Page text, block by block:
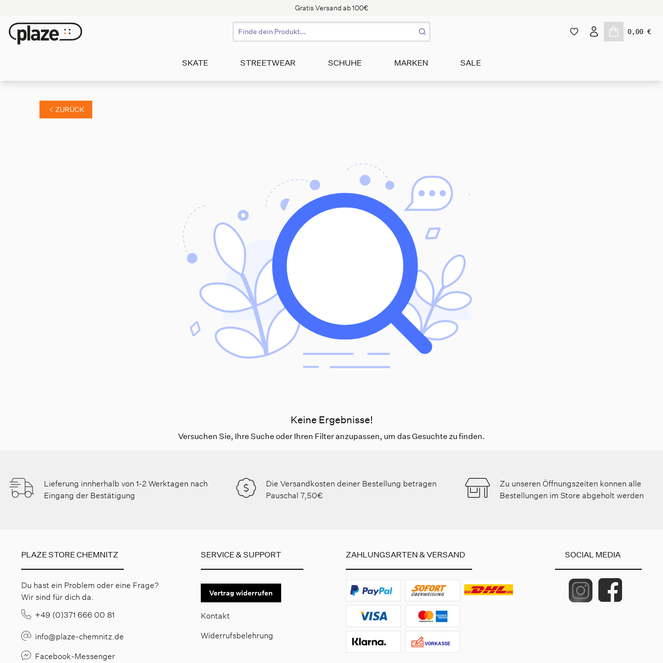
Gratis Versand ab 100€
0,00 €
SKATE STREETWEAR SCHUHE MARKEN SALE
ZURÜCK
Keine Ergebnisse!
Versuchen Sie, Ihre Suche oder Ihren Filter anzupassen, um das Gesuchte zu finden.
Lieferung innherhalb von 1-2 Werktagen nach
Eingang der Bestätigung
Die Versandkosten deiner Bestellung betragen
Pauschal 7,50€
Zu unseren Öffnungszeiten konnen alle
Bestellungen im Store abgeholt werden
PLAZE STORE CHEMNITZ
Du hast ein Problem oder eine Frage?
Wir sind für dich da.
+49 (0)371 666 00 81
info@plaze-chemnitz.de
Facebook-Messenger
SERVICE & SUPPORT
Vertrag widerrufen
Kontakt
Widerrufsbelehrung
ZAHLUNGSARTEN & VERSAND SOCIAL MEDIA